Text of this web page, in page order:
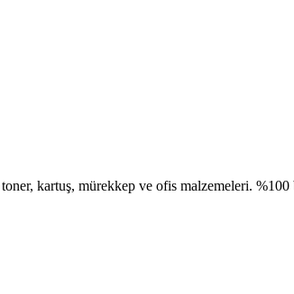
kartuş, mürekkep ve ofis malzemeleri. %100